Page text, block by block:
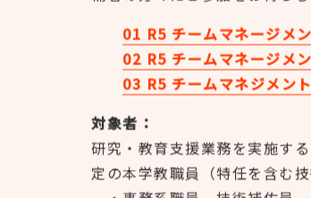
補者の方々にご参加をお待ち
01 R5 チームマネージメ
02 R5 チームマネージメ
03 R5 チームマネジメン
対象者：
研究・教育支援業務を実施す
定の本学教職員（特任を含む